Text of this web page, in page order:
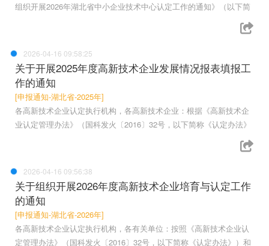
组织开展2026年湖北省中小企业技术中心认定工作的通知》（以下简
2026-04-16 09:58:25
关于开展2025年度高新技术企业发展情况报表填报工
作的通知
[申报通知-湖北省-2025年]
各高新技术企业认定执行机构，各高新技术企业：根据《高新技术企
业认定管理办法》（国科发火〔2016〕32号，以下简称《认定办法》
2026-04-16 09:56:38
关于组织开展2026年度高新技术企业培育与认定工作
的通知
[申报通知-湖北省-2026年]
各高新技术企业认定执行机构，各有关单位：按照《高新技术企业认
定管理办法》（国科发火〔2016〕32号，以下简称《认定办法》）和